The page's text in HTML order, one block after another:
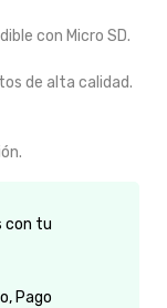
con Micro SD.
de alta calidad.
con tu
Pago